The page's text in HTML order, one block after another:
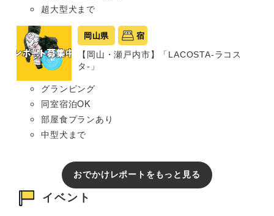
超大型犬まで
岡山県 宿
【岡山・瀬戸内市】「LACOSTA-ラコス
タ-」
グランピング
同室宿泊OK
部屋食プランあり
中型犬まで
おでかけレポートをもっと見る
イベント